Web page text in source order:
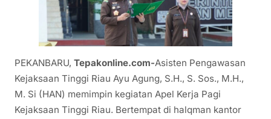
PEKANBARU, Tepakonline.com-Asisten Pengawasan
Kejaksaan Tinggi Riau Ayu Agung, S.H., S. Sos., M.H.,
M. Si (HAN) memimpin kegiatan Apel Kerja Pagi
Kejaksaan Tinggi Riau. Bertempat di halqman kantor